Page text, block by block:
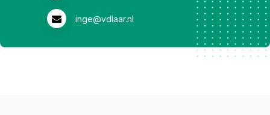
inge@vdlaar.nl